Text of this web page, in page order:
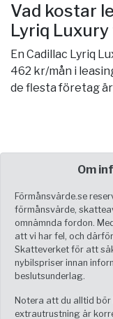
Vad kostar
Lyriq
En Cadillac Lyriq
462 kr/mån i
de flesta företag
Om
Förmånsvärde.se
förmånsvärde,
omnämnda fordon.
att vi har fel, och
Skatteverket för att
nybilspriser innan
beslutsunderlag.
Notera att du alltid
extrautrustning är